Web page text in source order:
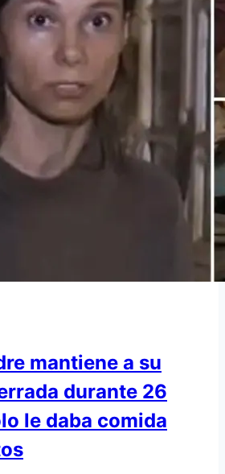
mantiene a su
durante 26
le daba comida